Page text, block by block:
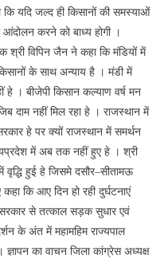
यदि जल्द ही किसानों की समस्याओं
करने को बाध्य होगी ।
श्री विपिन जैन ने कहा कि मंडियों में
के साथ अन्याय है । मंडी में
हे । बीजेपी किसान कल्याण वर्ष मन
दाम नहीं मिल रहा हे । राजस्थान में
हे पर क्यों राजस्थान में समर्थन
में अब तक नहीं हुए हे । श्री
हुई हे जिसमे दसौर–सीतामऊ
कि आए दिन हो रही दुर्घटनाएं
सरकार से तत्काल सड़क सुधार एवं
के अंत में महामहिम राज्यपाल
ज्ञापन का वाचन जिला कांग्रेस अध्यक्ष